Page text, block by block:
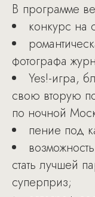
В программе
конкурс на
фотографа
Yes!-игра,
свою вторую
по ночной
пение под
стать лучшей
суперприз;